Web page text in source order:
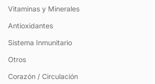
Vitaminas y Minerales
Antioxidantes
Sistema Inmunitario
Otros
Corazón / Circulación